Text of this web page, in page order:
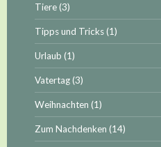
Tiere(3)
Tipps und Tricks(1)
Urlaub (1)
Vatertag(3)
Weihnachten (1)
Zum Nachdenken (14)